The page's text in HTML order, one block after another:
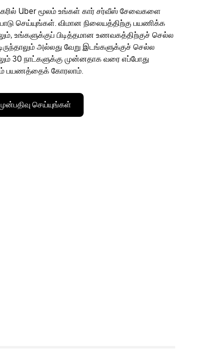
Uber மூலம் உங்கள் கார் சர்வீஸ் சேவைகளை
செய்யுங்கள். விமான நிலையத்திற்கு பயணிக்க
உங்களுக்குப் பிடித்தமான உணவகத்திற்குச் செல்ல
அல்லது வேறு இடங்களுக்குச் செல்ல
30 நாட்களுக்கு முன்னதாக வரை எப்போது
பயணத்தைக் கோரலாம்.
செய்யுங்கள்